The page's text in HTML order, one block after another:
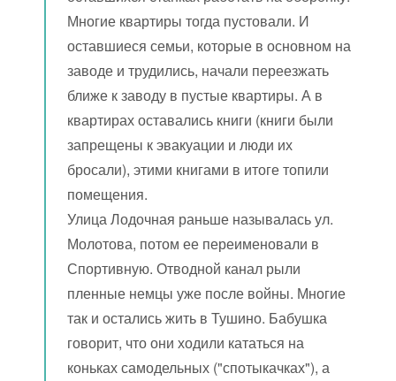
Многие квартиры тогда пустовали. И
оставшиеся семьи, которые в основном на
заводе и трудились, начали переезжать
ближе к заводу в пустые квартиры. А в
квартирах оставались книги (книги были
запрещены к эвакуации и люди их
бросали), этими книгами в итоге топили
помещения.
Улица Лодочная раньше называлась ул.
Молотова, потом ее переименовали в
Спортивную. Отводной канал рыли
пленные немцы уже после войны. Многие
так и остались жить в Тушино. Бабушка
говорит, что они ходили кататься на
коньках самодельных ("спотыкачках"), а